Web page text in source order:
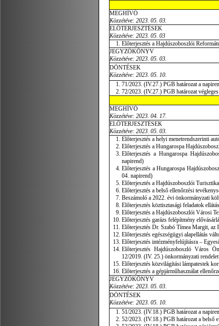
MEGHÍVÓ
Közzétéve: 2023. 05. 03.
ELŐTERJESZTÉSEK
Közzétéve: 2023. 05. 03
Előterjesztés a Hajdúszoboszlói
JEGYZŐKÖNYV
Közzétéve: 2023. 05. 03.
DÖNTÉSEK
Közzétéve: 2023. 05. 10.
71/2023. (IV.27.) PGB határozat a
72/2023. (IV.27.) PGB határozat
MEGHÍVÓ
Közzétéve: 2023. 04. 17.
ELŐTERJESZTÉSEK
Közzétéve: 2023. 05. 03.
Előterjesztés a helyi menetrendszerinti
Előterjesztés a Hungarospa
Előterjesztés a Hungarospa
napirend)
Előterjesztés a Hungarospa
04. napirend)
Előterjesztés a Hajdúszoboszlói
Előterjesztés a belső ellenőrzési
Beszámoló a 2022. évi önkormányzati
Előterjesztés köztisztasági feladatok
Előterjesztés a Hajdúszoboszlói Városi
Előterjesztés garázs felépítmény
Előterjesztés Dr. Szabó Tímea Margit,
Előterjesztés egészségügyi alapellátás
Előterjesztés intézményfelújításra –
Előterjesztés Hajdúszoboszló Város
12/2019. (IV. 25.) önkormányzati
Előterjesztés közvilágítási lámpatestek
Előterjesztés a gépjárműhasználat
JEGYZŐKÖNYV
Közzétéve: 2023. 05. 03.
DÖNTÉSEK
Közzétéve: 2023. 05. 10.
51/2023. (IV.18.) PGB határozat a
52/2023. (IV.18.) PGB határozat a belső